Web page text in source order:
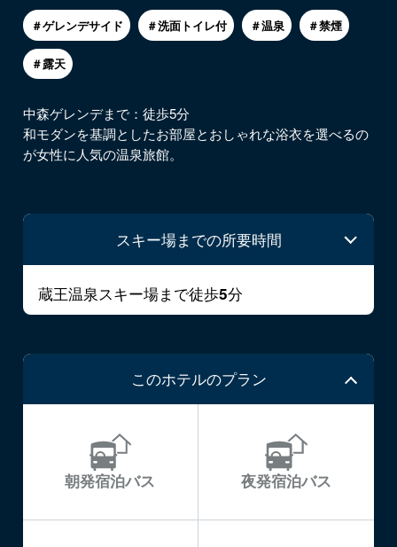
＃ゲレンデサイド ＃洗面トイレ付 ＃温泉 ＃禁煙
＃露天
中森ゲレンデまで：徒歩5分
和モダンを基調としたお部屋とおしゃれな浴衣を選べるの
が女性に人気の温泉旅館。
スキー場までの所要時間
蔵王温泉スキー場まで徒歩5分
このホテルのプラン
朝発宿泊バス 夜発宿泊バス